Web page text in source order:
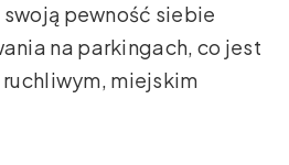
pewność siebie
na parkingach, co jest
miejskim